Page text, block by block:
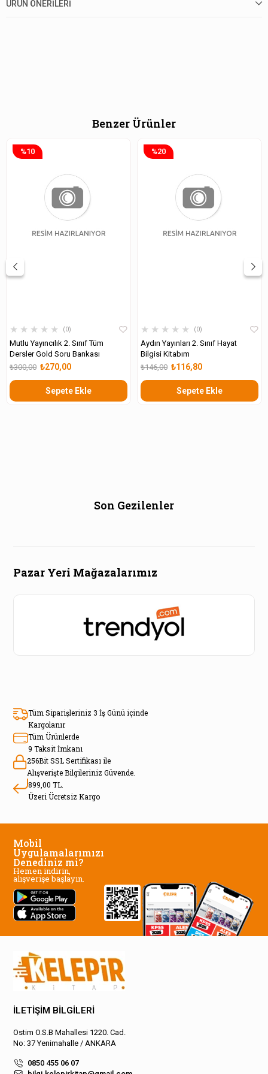
ÜRÜN ÖNERILERI
Benzer Ürünler
★ ★ ★ ★ ★ 0
Mutlu Yayıncılık 2. Sınıf Tüm
Dersler Gold Soru Bankası
₺270,00
₺300,00
Sepete Ekle
%10
★ ★ ★ ★ ★ 0
Aydın Yayınları 2. Sınıf Hayat
Bilgisi Kitabım
₺116,80
₺146,00
Sepete Ekle
%20
Son Gezilenler
Pazar Yeri Mağazalarımız
Tüm Siparişleriniz 3 İş Günü içinde
Kargolanır
Tüm Ürünlerde
9 Taksit İmkanı
256Bit SSL Sertifikası ile
Alışverişte Bilgileriniz Güvende.
899,00 TL.
Üzeri Ücretsiz Kargo
Mobil
Uygulamalarımızı
Denediniz mi?
Hemen indirin,
alışverişe başlayın.
İLETİŞİM BİLGİLERİ
Ostim O.S.B Mahallesi 1220. Cad.
No: 37 Yenimahalle / ANKARA
0850 455 06 07